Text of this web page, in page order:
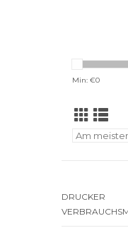
Min: €0
DRUCKER